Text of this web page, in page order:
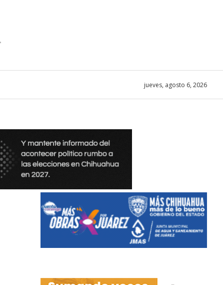
jueves, agosto 6, 2026